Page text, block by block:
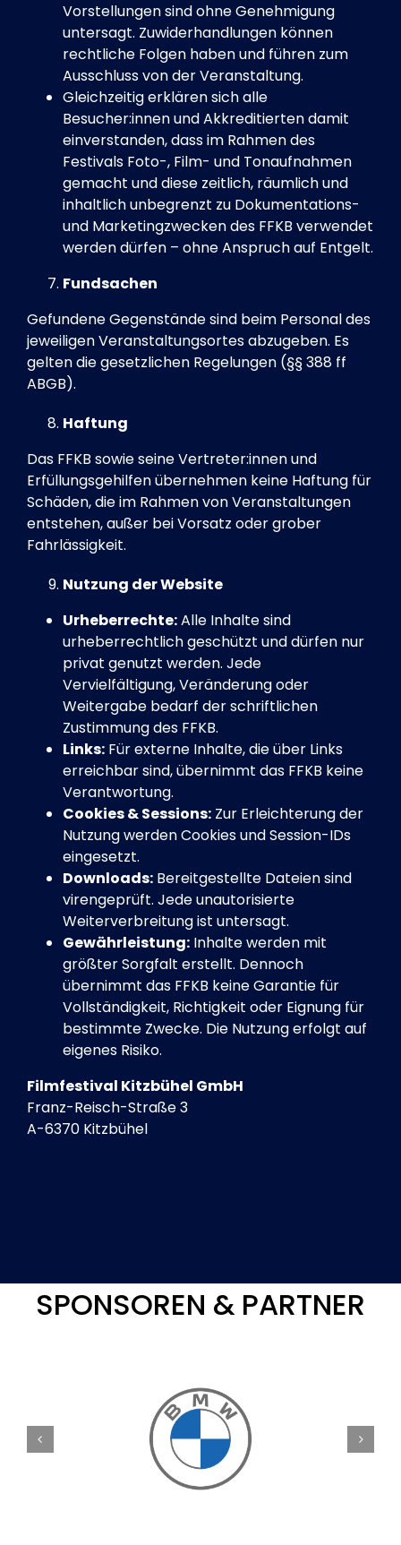
Vorstellungen sind ohne Genehmigung
untersagt. Zuwiderhandlungen können
rechtliche Folgen haben und führen zum
Ausschluss von der Veranstaltung.
Gleichzeitig erklären sich alle
Besucher:innen und Akkreditierten damit
einverstanden, dass im Rahmen des
Festivals Foto-, Film- und Tonaufnahmen
gemacht und diese zeitlich, räumlich und
inhaltlich unbegrenzt zu Dokumentations-
und Marketingzwecken des FFKB verwendet
werden dürfen – ohne Anspruch auf Entgelt.
Fundsachen
Gefundene Gegenstände sind beim Personal des
jeweiligen Veranstaltungsortes abzugeben. Es
gelten die gesetzlichen Regelungen (§§ 388 ff
ABGB).
Haftung
Das FFKB sowie seine Vertreter:innen und
Erfüllungsgehilfen übernehmen keine Haftung für
Schäden, die im Rahmen von Veranstaltungen
entstehen, außer bei Vorsatz oder grober
Fahrlässigkeit.
Nutzung der Website
Urheberrechte:Alle Inhalte sind
urheberrechtlich geschützt und dürfen nur
privat genutzt werden. Jede
Vervielfältigung, Veränderung oder
Weitergabe bedarf der schriftlichen
Zustimmung des FFKB.
Links:Für externe Inhalte, die über Links
erreichbar sind, übernimmt das FFKB keine
Verantwortung.
Cookies & Sessions:Zur Erleichterung der
Nutzung werden Cookies und Session-IDs
eingesetzt.
Downloads:Bereitgestellte Dateien sind
virengeprüft. Jede unautorisierte
Weiterverbreitung ist untersagt.
Gewährleistung:Inhalte werden mit
größter Sorgfalt erstellt. Dennoch
übernimmt das FFKB keine Garantie für
Vollständigkeit, Richtigkeit oder Eignung für
bestimmte Zwecke. Die Nutzung erfolgt auf
eigenes Risiko.
Filmfestival Kitzbühel GmbH
Franz-Reisch-Straße 3
A-6370 Kitzbühel
SPONSOREN & PARTNER